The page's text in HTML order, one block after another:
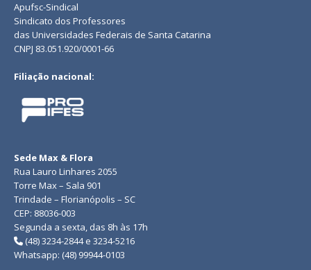
Apufsc-Sindical
Sindicato dos Professores
das Universidades Federais de Santa Catarina
CNPJ 83.051.920/0001-66
Filiação nacional:
Sede Max & Flora
Rua Lauro Linhares 2055
Torre Max – Sala 901
Trindade – Florianópolis – SC
CEP: 88036-003
Segunda a sexta, das 8h às 17h
(48) 3234-2844 e 3234-5216
Whatsapp: (48) 99944-0103